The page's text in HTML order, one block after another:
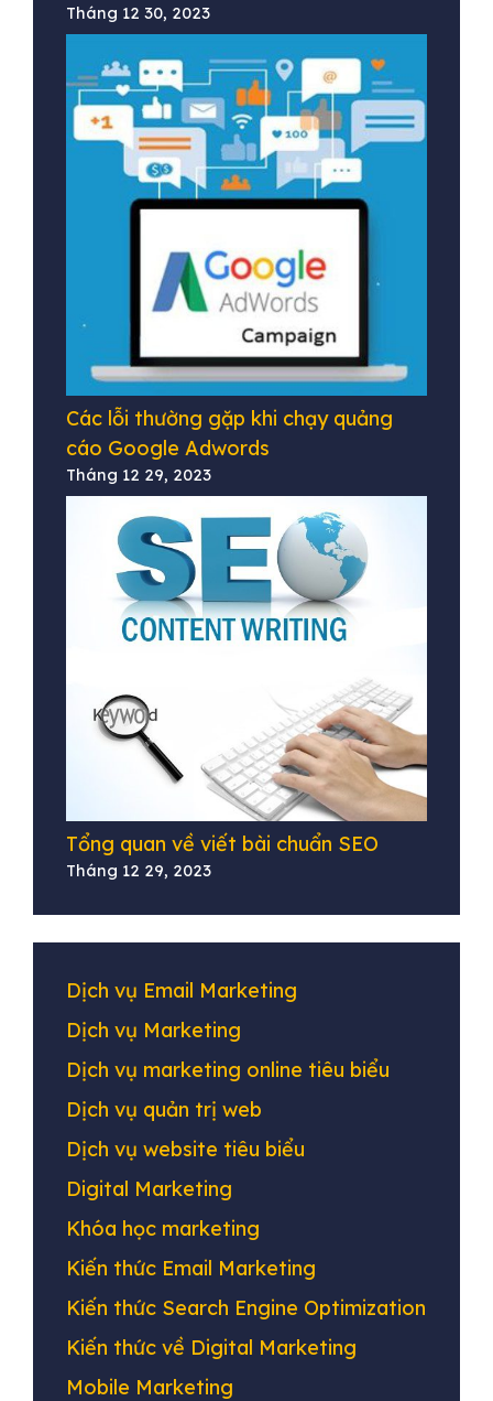
Tháng 12 30, 2023
Các lỗi thường gặp khi chạy quảng
cáo Google Adwords
Tháng 12 29, 2023
Tổng quan về viết bài chuẩn SEO
Tháng 12 29, 2023
Dịch vụ Email Marketing
Dịch vụ Marketing
Dịch vụ marketing online tiêu biểu
Dịch vụ quản trị web
Dịch vụ website tiêu biểu
Digital Marketing
Khóa học marketing
Kiến thức Email Marketing
Kiến thức Search Engine Optimization
Kiến thức về Digital Marketing
Mobile Marketing